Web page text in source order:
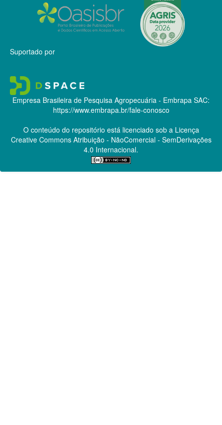
Suportado por
Empresa Brasileira de Pesquisa Agropecuária - Embrapa SAC:
https://www.embrapa.br/fale-conosco
O conteúdo do repositório está licenciado sob a Licença
Creative CommonsAtribuição - NãoComercial - SemDerivações
4.0 Internacional.